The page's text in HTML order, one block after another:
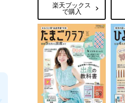
楽天ブックス
で購入